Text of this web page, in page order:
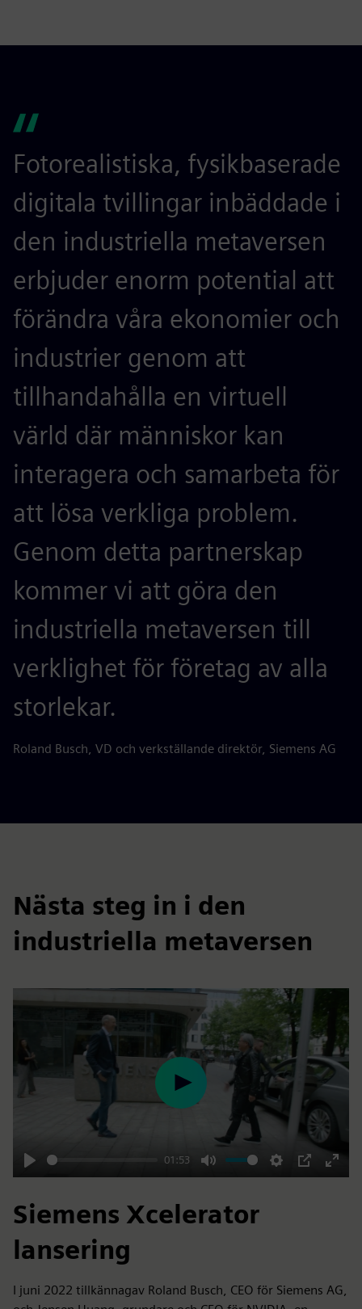
Fotorealistiska, fysikbaserade
digitala tvillingar inbäddade i
den industriella metaversen
erbjuder enorm potential att
förändra våra ekonomier och
industrier genom att
tillhandahålla en virtuell
värld där människor kan
interagera och samarbeta för
att lösa verkliga problem.
Genom detta partnerskap
kommer vi att göra den
industriella metaversen till
verklighet för företag av alla
storlekar.
Roland Busch, VD och verkställande direktör, Siemens AG
Nästa steg in i den
industriella metaversen
Play
01:53
Mute Settings
PIP
Enter
Play
Siemens Xcelerator
lansering
I juni 2022 tillkännagav Roland Busch, CEO för Siemens AG,